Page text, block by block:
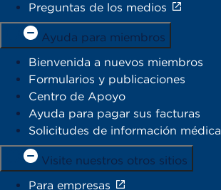
Preguntas de los medios
Ayuda para miembros
Bienvenida a nuevos miembros
Formularios y publicaciones
Centro de Apoyo
Ayuda para pagar sus facturas
Solicitudes de información médica
Visite nuestros otros sitios
Para empresas